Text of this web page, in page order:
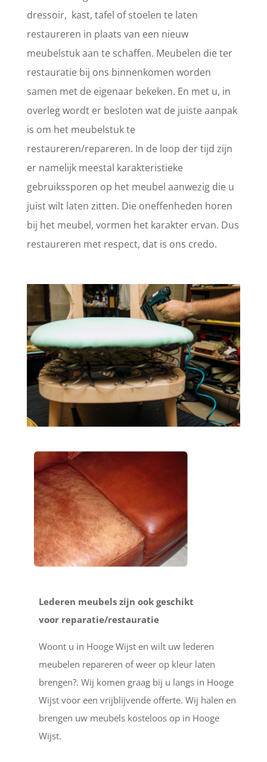
dressoir, kast, tafel of stoelen te laten
restaureren in plaats van een nieuw
meubelstuk aan te schaffen. Meubelen die ter
restauratie bij ons binnenkomen worden
samen met de eigenaar bekeken. En met u, in
overleg wordt er besloten wat de juiste aanpak
is om het meubelstuk te
restaureren/repareren. In de loop der tijd zijn
er namelijk meestal karakteristieke
gebruikssporen op het meubel aanwezig die u
juist wilt laten zitten. Die oneffenheden horen
bij het meubel, vormen het karakter ervan. Dus
restaureren met respect, dat is ons credo.
Lederen meubels zijn ook geschikt
voor reparatie/restauratie
Woont u in Hooge Wijst en wilt uw lederen
meubelen repareren of weer op kleur laten
brengen?. Wij komen graag bij u langs in Hooge
Wijst voor een vrijblijvende offerte. Wij halen en
brengen uw meubels kosteloos op in Hooge
Wijst.